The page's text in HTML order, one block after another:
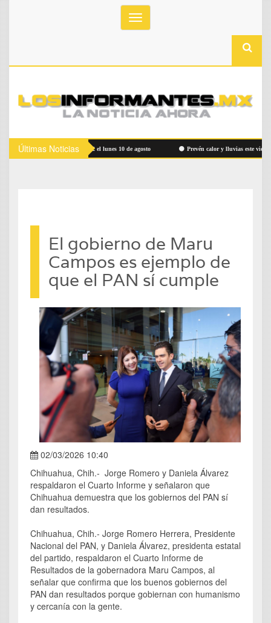
Toggle
navigation
Últimas Noticias
Bowí UACH Campus 2 el lunes 10 de agosto Prevén calor y lluvias este viernes
El gobierno de Maru
Campos es ejemplo de
que el PAN sí cumple
02/03/2026 10:40
Chihuahua, Chih.- Jorge Romero y Daniela Álvarez
respaldaron el Cuarto Informe y señalaron que
Chihuahua demuestra que los gobiernos del PAN sí
dan resultados.
Chihuahua, Chih.- Jorge Romero Herrera, Presidente
Nacional del PAN, y Daniela Álvarez, presidenta estatal
del partido, respaldaron el Cuarto Informe de
Resultados de la gobernadora Maru Campos, al
señalar que confirma que los buenos gobiernos del
PAN dan resultados porque gobiernan con humanismo
y cercanía con la gente.